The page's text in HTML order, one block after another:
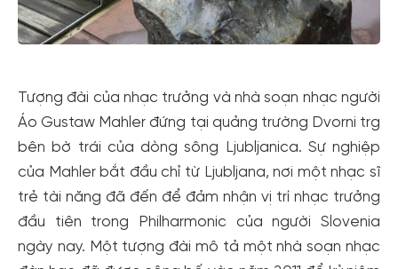
Tượng đài của nhạc trưởng và nhà soạn nhạc người
Áo Gustaw Mahler đứng tại quảng trường Dvorni trg
bên bờ trái của dòng sông Ljubljanica. Sự nghiệp
của Mahler bắt đầu chỉ từ Ljubljana, nơi một nhạc sĩ
trẻ tài năng đã đến để đảm nhận vị trí nhạc trưởng
đầu tiên trong Philharmonic của người Slovenia
ngày nay. Một tượng đài mô tả một nhà soạn nhạc